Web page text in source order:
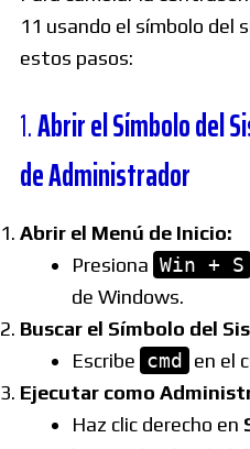
11 usando el símbolo del
estos pasos:
1.Abrir el Símbolo del
de Administrador
Abrir el Menú de Inicio:
Presiona Win + S
de Windows.
Buscar el Símbolo del
Escribe cmd
en el
Ejecutar como
Haz clic derecho en